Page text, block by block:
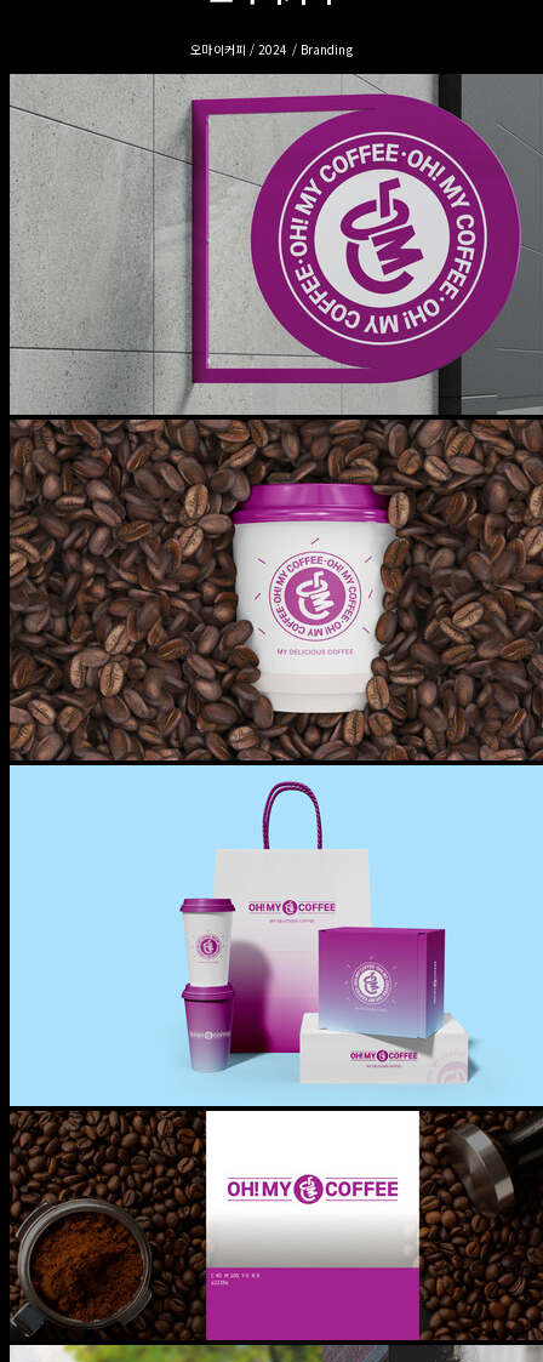
오마이커피 / 2024 / Branding